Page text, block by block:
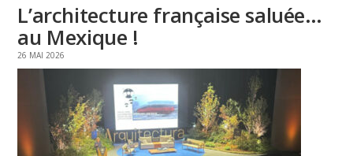
L’architecture française saluée…
au Mexique !
26 MAI 2026